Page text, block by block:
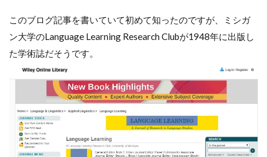
このブログ記事を書いていて初めて知ったのですが、ミシガ
ン大学のLanguage Learning Research Clubが1948年に出版し
た学術誌だそうです。